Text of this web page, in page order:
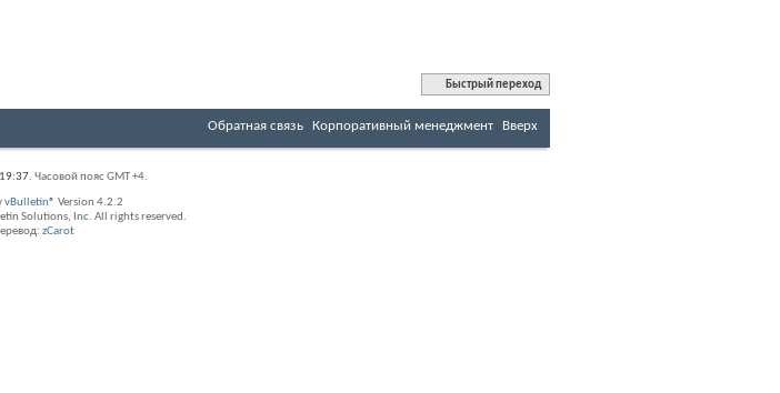
Быстрый переход
Обратная связь Корпоративный менеджмент Вверх
19:37. Часовой пояс GMT +4.
vBulletin® Version 4.2.2
Solutions, Inc. All rights reserved.
zCarot